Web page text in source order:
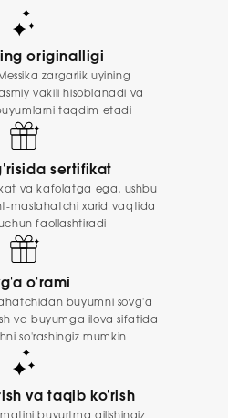
originalligi
zargarlik uyining
vakili hisoblanadi va
taqdim etadi
sertifikat
va kafolatga ega, ushbu
maslahatchi xarid vaqtida
uchun faollashtiradi
o'rami
buyumni sovg'a
va buyumga ilova sifatida
so'rashingiz mumkin
va taqib ko'rish
buyurtma qilishingiz